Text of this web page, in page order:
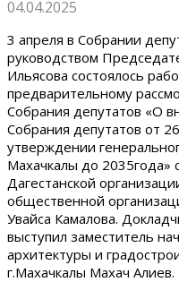
04.04.2025
3 апреля в Собрании
руководством
Ильясова состоялось
предварительному
Собрания депутатов «О
Собрания депутатов от
утверждении
Махачкалы до 2035года»
Дагестанской
общественной
Увайса Камалова.
выступил заместитель
архитектуры и
г.Махачкалы Махач Алиев.